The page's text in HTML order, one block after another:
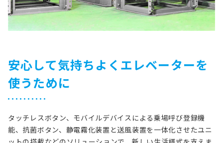
安心して気持ちよくエレベーターを
使うために
タッチレスボタン、モバイルデバイスによる乗場呼び登録機
能、抗菌ボタン、静電霧化装置と送風装置を一体化させたユニ